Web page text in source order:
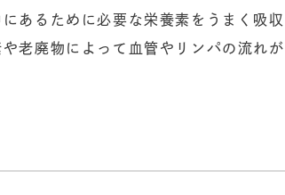
あるために必要な栄養素をうまく吸収
老廃物によって血管やリンパの流れが